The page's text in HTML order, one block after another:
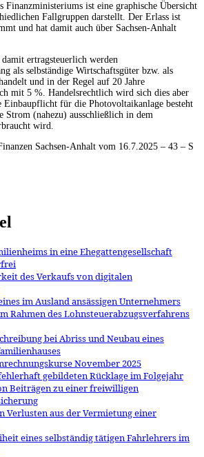
Finanzministeriums ist eine graphische Übersicht
Fallgruppen darstellt. Der Erlass ist
und hat damit auch über Sachsen-Anhalt
ertragsteuerlich werden
als selbständige Wirtschaftsgüter bzw. als
und in der Regel auf 20 Jahre
mit 5 %. Handelsrechtlich wird sich dies aber
Einbaupflicht für die Photovoltaikanlage besteht
Strom (nahezu) ausschließlich in dem
wird.
Sachsen-Anhalt vom 16.7.2025 – 43 – S
in eine Ehegattengesellschaft
des Verkaufs von digitalen
im Ausland ansässigen Unternehmers
Rahmen des Lohnsteuerabzugsverfahrens
bei Abriss und Neubau eines
November 2025
gebildeten Rücklage im Folgejahr
Beiträgen zu einer freiwilligen
Verlusten aus der Vermietung einer
eines selbständig tätigen Fahrlehrers im